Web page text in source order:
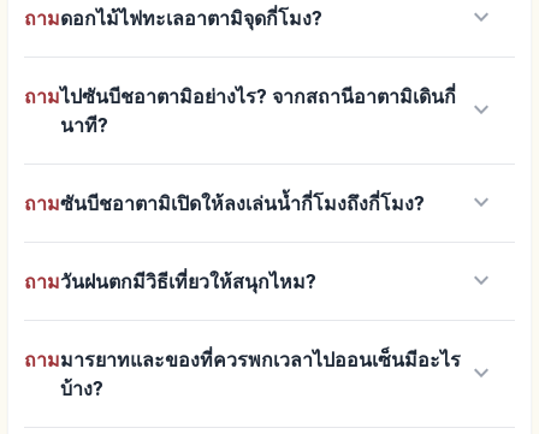
ถามดอกไม้ไฟทะเลอาตามิจุดกี่โมง? keyboard_arrow_down
ถามไปซันบีชอาตามิอย่างไร? จากสถานีอาตามิเดินกี่
นาที?
keyboard_arrow_down
ถามซันบีชอาตามิเปิดให้ลงเล่นน้ำกี่โมงถึงกี่โมง? keyboard_arrow_down
ถามวันฝนตกมีวิธีเที่ยวให้สนุกไหม? keyboard_arrow_down
ถามมารยาทและของที่ควรพกเวลาไปออนเซ็นมีอะไร
บ้าง?
keyboard_arrow_down